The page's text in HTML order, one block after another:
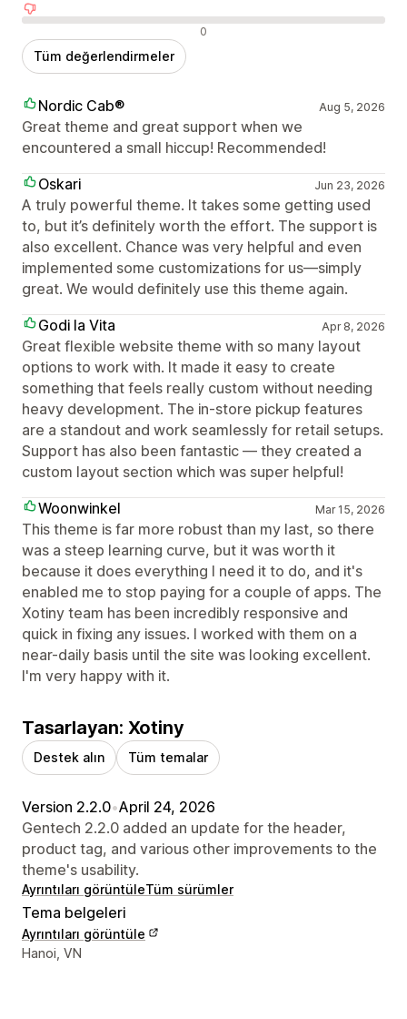
0
Tüm değerlendirmeler
Nordic Cab® Aug 5, 2026
Great theme and great support when we
encountered a small hiccup! Recommended!
Oskari
Jun 23, 2026
A truly powerful theme. It takes some getting used
to, but it’s definitely worth the effort. The support is
also excellent. Chance was very helpful and even
implemented some customizations for us—simply
great. We would definitely use this theme again.
Godi la Vita
Apr 8, 2026
Great flexible website theme with so many layout
options to work with. It made it easy to create
something that feels really custom without needing
heavy development. The in-store pickup features
are a standout and work seamlessly for retail setups.
Support has also been fantastic — they created a
custom layout section which was super helpful!
Woonwinkel
Mar 15, 2026
This theme is far more robust than my last, so there
was a steep learning curve, but it was worth it
because it does everything I need it to do, and it's
enabled me to stop paying for a couple of apps. The
Xotiny team has been incredibly responsive and
quick in fixing any issues. I worked with them on a
near-daily basis until the site was looking excellent.
I'm very happy with it.
Tasarlayan: Xotiny
Destek alın Tüm temalar
Version 2.2.0•April 24, 2026
Gentech 2.2.0 added an update for the header,
product tag, and various other improvements to the
theme's usability.
Ayrıntıları görüntüleTüm sürümler
Tema belgeleri
Ayrıntıları görüntüle
Tasarımcı iletişim bilgileri
Hanoi, VN